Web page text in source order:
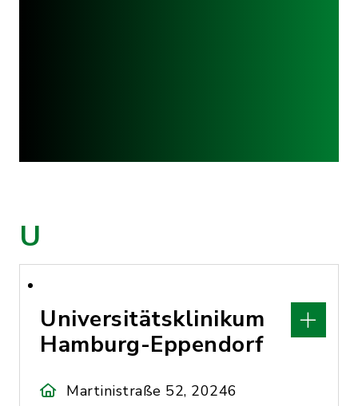
U
Universitätsklinikum
Hamburg-Eppendorf
Martinistraße 52, 20246